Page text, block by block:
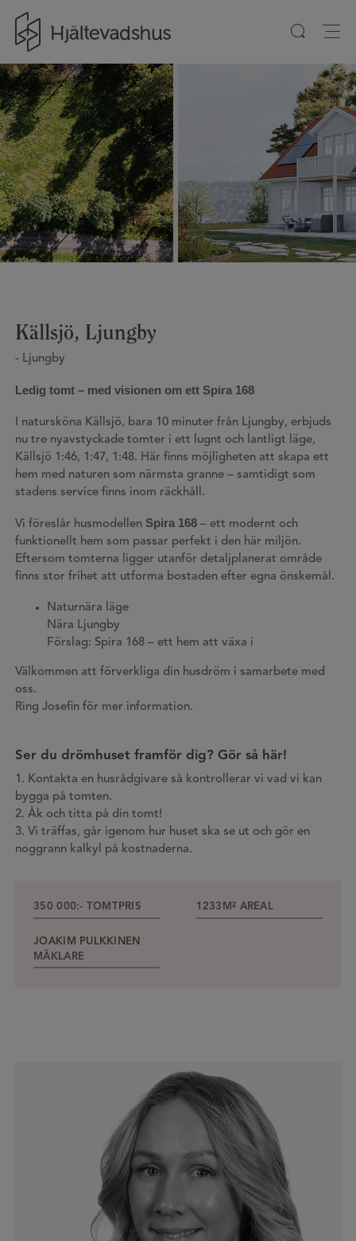
Källsjö, Ljungby
- Ljungby
Ledig tomt – med visionen om ett Spira 168
I natursköna Källsjö, bara 10 minuter från Ljungby, erbjuds
nu tre nyavstyckade tomter i ett lugnt och lantligt läge,
Källsjö 1:46, 1:47, 1:48. Här finns möjligheten att skapa ett
hem med naturen som närmsta granne – samtidigt som
stadens service finns inom räckhåll.
Vi föreslår husmodellen Spira 168– ett modernt och
funktionellt hem som passar perfekt i den här miljön.
Eftersom tomterna ligger utanför detaljplanerat område
finns stor frihet att utforma bostaden efter egna önskemål.
Naturnära läge
Nära Ljungby
Förslag: Spira 168 – ett hem att växa i
Välkommen att förverkliga din husdröm i samarbete med
oss.
Ring Josefin för mer information.
Ser du drömhuset framför dig? Gör så här!
1. Kontakta en husrådgivare så kontrollerar vi vad vi kan
bygga på tomten.
2. Åk och titta på din tomt!
3. Vi träffas, går igenom hur huset ska se ut och gör en
noggrann kalkyl på kostnaderna.
350 000:- TOMTPRIS 1233M² AREAL
JOAKIM PULKKINEN
MÄKLARE